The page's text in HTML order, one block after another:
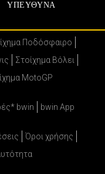
ΥΠΕΥΘΥΝΑ
Ποδόσφαιρο
Στοίχημα Βόλει
MotoGP
bwin bwin App
Όροι χρήσης